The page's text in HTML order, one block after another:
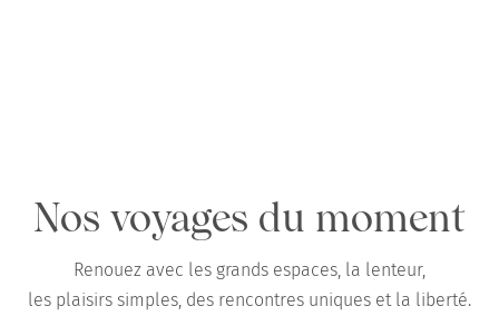
Nos voyages du moment
Renouez avec les grands espaces, la lenteur,
les plaisirs simples, des rencontres uniques et la liberté.